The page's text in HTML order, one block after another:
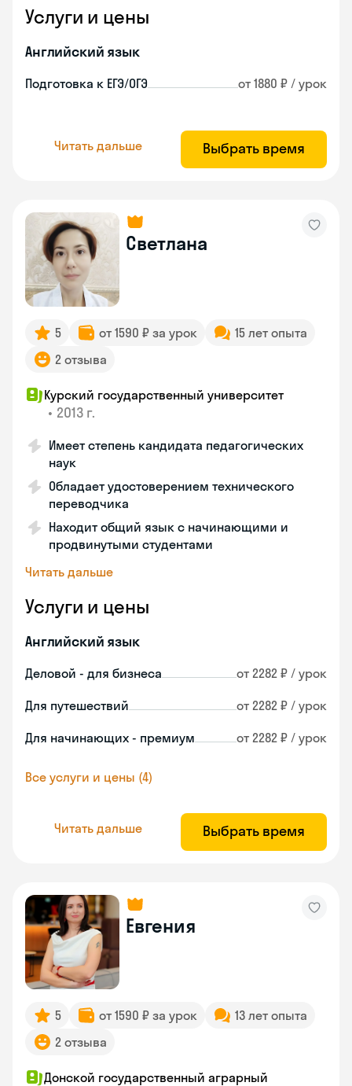
Услуги и цены
Английский язык
Подготовка к ЕГЭ/ОГЭ от 1880 ₽ / урок
Читать дальше Выбрать время
Светлана
5 от 1590 ₽ за урок
15 лет опыта
2 отзыва
Курский государственный университет
• 2013 г.
Имеет степень кандидата педагогических
наук
Обладает удостоверением технического
переводчика
Находит общий язык с начинающими и
продвинутыми студентами
Читать дальше
Услуги и цены
Английский язык
Деловой - для бизнеса от 2282 ₽ / урок
Для путешествий от 2282 ₽ / урок
Для начинающих - премиум от 2282 ₽ / урок
Все услуги и цены (4)
Читать дальше Выбрать время
Евгения
5 от 1590 ₽ за урок
13 лет опыта
2 отзыва
Донской государственный аграрный